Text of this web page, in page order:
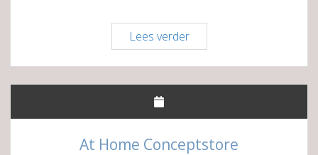
Lees verderKonings
Totaalinstallateurs
en
Verlichting
At Home Conceptstore